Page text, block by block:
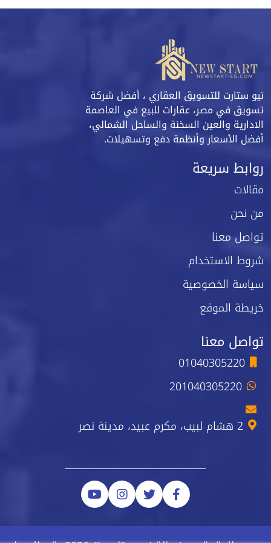
نيو ستارت للتسويق العقاري ، أفضل شركة
تسويق في مصر، عقارات للبيع في العاصمة
الادارية والعين السخنة والساحل الشمالي،
أفضل الأسعار وأنظمة دفع وتسهيلات.
روابط سريعة
مقالات
من نحن
تواصل معنا
شروط الاستخدام
سياسة الخصوصية
خريطة الموقع
تواصل معنا
01040305220
201040305220
2 هشام لبيب، مكرم عبيد، مدينة نصر